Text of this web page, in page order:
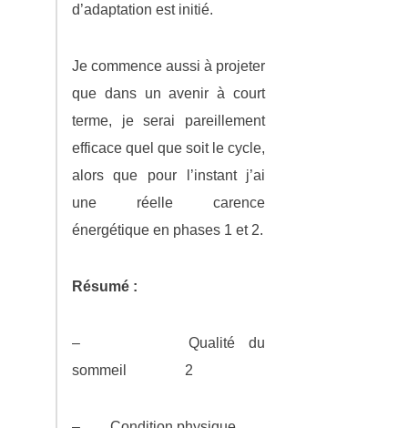
d’adaptation est initié.
Je commence aussi à projeter
que dans un avenir à court
terme, je serai pareillement
efficace quel que soit le cycle,
alors que pour l’instant j’ai
une réelle carence
énergétique en phases 1 et 2.
Résumé :
– Qualité du
sommeil 2